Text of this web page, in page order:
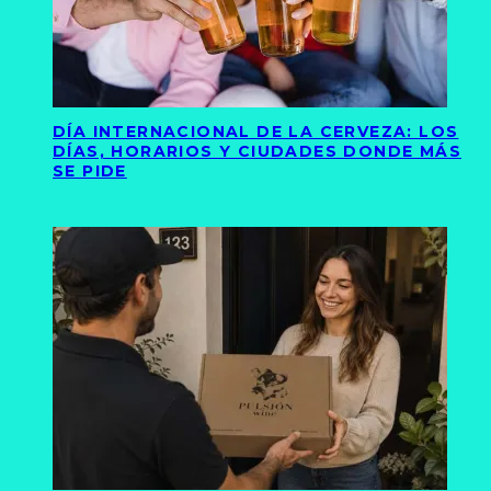
DÍA INTERNACIONAL DE LA CERVEZA: LOS
DÍAS, HORARIOS Y CIUDADES DONDE MÁS
SE PIDE